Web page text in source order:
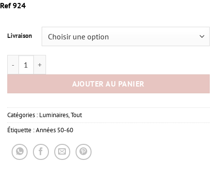
Ref 924
Livraison
quantité de Suspension opaline cloche
AJOUTER AU PANIER
Catégories : Luminaires,Tout
Étiquette :Années 50-60